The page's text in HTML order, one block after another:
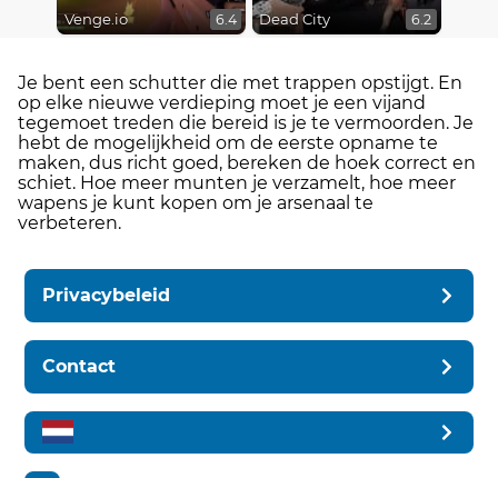
Venge.io 6.4 Dead City 6.2
Je bent een schutter die met trappen opstijgt. En
op elke nieuwe verdieping moet je een vijand
tegemoet treden die bereid is je te vermoorden. Je
hebt de mogelijkheid om de eerste opname te
maken, dus richt goed, bereken de hoek correct en
schiet. Hoe meer munten je verzamelt, hoe meer
wapens je kunt kopen om je arsenaal te
verbeteren.
Privacybeleid
Contact